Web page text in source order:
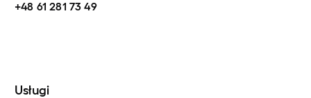
+48 61 281 73 49
Usługi